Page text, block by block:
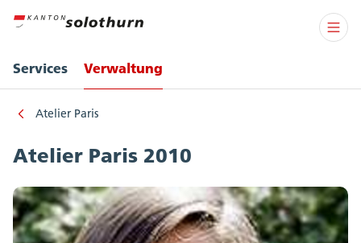
Services Verwaltung
Atelier Paris
Atelier Paris 2010